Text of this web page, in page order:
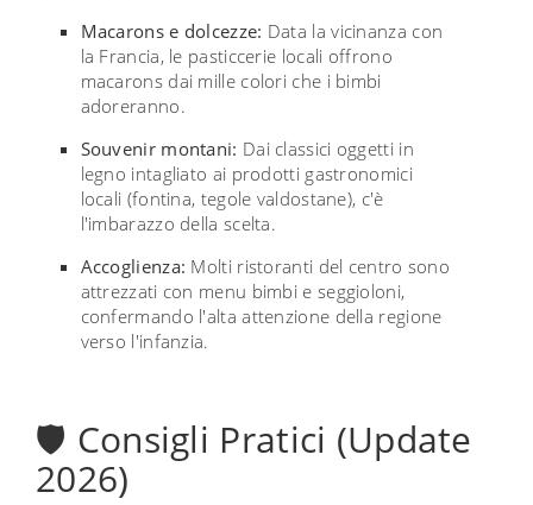
Macarons e dolcezze: Data la vicinanza con
la Francia, le pasticcerie locali offrono
macarons dai mille colori che i bimbi
adoreranno.
Souvenir montani: Dai classici oggetti in
legno intagliato ai prodotti gastronomici
locali (fontina, tegole valdostane), c'è
l'imbarazzo della scelta.
Accoglienza: Molti ristoranti del centro sono
attrezzati con menu bimbi e seggioloni,
confermando l'alta attenzione della regione
verso l'infanzia.
🛡️ Consigli Pratici (Update
2026)